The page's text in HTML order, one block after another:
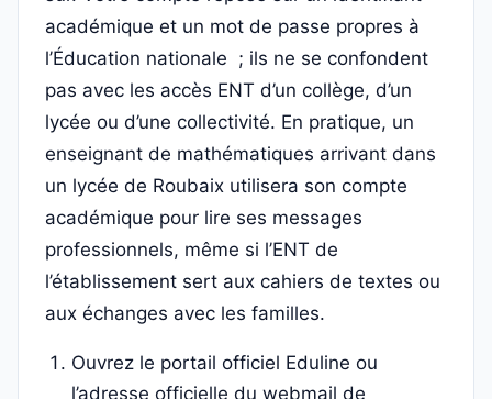
académique et un mot de passe propres à
l’Éducation nationale ; ils ne se confondent
pas avec les accès ENT d’un collège, d’un
lycée ou d’une collectivité. En pratique, un
enseignant de mathématiques arrivant dans
un lycée de Roubaix utilisera son compte
académique pour lire ses messages
professionnels, même si l’ENT de
l’établissement sert aux cahiers de textes ou
aux échanges avec les familles.
Ouvrez le portail officiel Eduline ou
l’adresse officielle du webmail de